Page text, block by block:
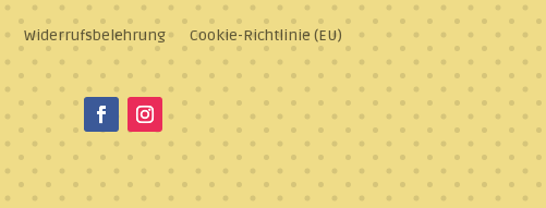
Widerrufsbelehrung Cookie-Richtlinie (EU)